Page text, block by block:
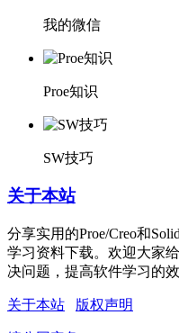
我的微信
Proe知识
SW技巧
关于本站
分享实用的Proe/Creo和
学习资料下载。欢迎大家
决问题，提高软件学习的效
关于本站 版权声明